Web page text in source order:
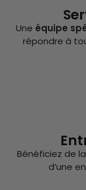
Une équipe
répondre à
Bénéficiez de la
d’une